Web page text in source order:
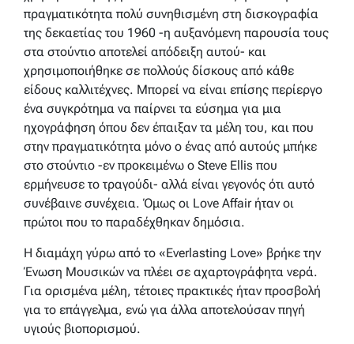
πραγματικότητα πολύ συνηθισμένη στη δισκογραφία
της δεκαετίας του 1960 -η αυξανόμενη παρουσία τους
στα στούντιο αποτελεί απόδειξη αυτού- και
χρησιμοποιήθηκε σε πολλούς δίσκους από κάθε
είδους καλλιτέχνες. Μπορεί να είναι επίσης περίεργο
ένα συγκρότημα να παίρνει τα εύσημα για μια
ηχογράφηση όπου δεν έπαιξαν τα μέλη του, και που
στην πραγματικότητα μόνο ο ένας από αυτούς μπήκε
στο στούντιο -εν προκειμένω ο Steve Ellis που
ερμήνευσε το τραγούδι- αλλά είναι γεγονός ότι αυτό
συνέβαινε συνέχεια. Όμως οι Love Affair ήταν οι
πρώτοι που το παραδέχθηκαν δημόσια.
Η διαμάχη γύρω από το «Everlasting Love» βρήκε την
Ένωση Μουσικών να πλέει σε αχαρτογράφητα νερά.
Για ορισμένα μέλη, τέτοιες πρακτικές ήταν προσβολή
για το επάγγελμα, ενώ για άλλα αποτελούσαν πηγή
υγιούς βιοπορισμού.